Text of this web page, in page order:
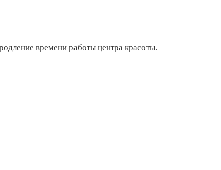
времени работы центра красоты.